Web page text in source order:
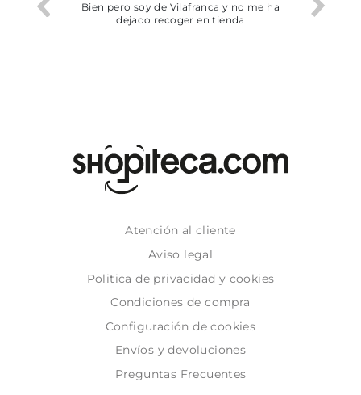
trobat
Bien pero soy de Vilafranca y no me ha
dejado recoger en tienda
Atención al cliente
Aviso legal
Politica de privacidad y cookies
Condiciones de compra
Configuración de cookies
Envíos y devoluciones
Preguntas Frecuentes